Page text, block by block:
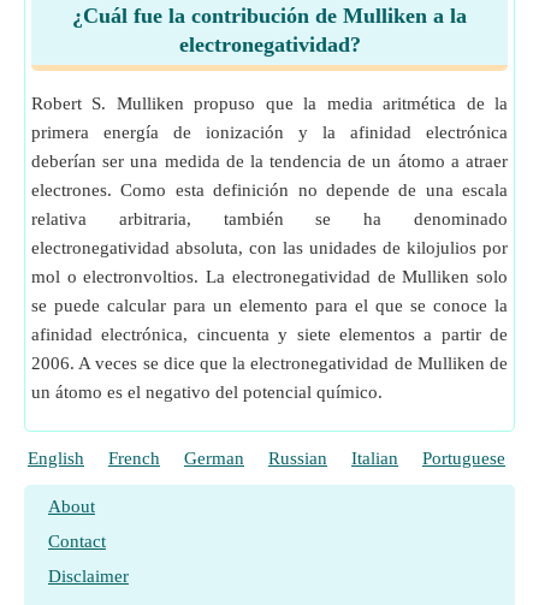
¿Cuál fue la contribución de Mulliken a la
electronegatividad?
Robert S. Mulliken propuso que la media aritmética de la
primera energía de ionización y la afinidad electrónica
deberían ser una medida de la tendencia de un átomo a atraer
electrones. Como esta definición no depende de una escala
relativa arbitraria, también se ha denominado
electronegatividad absoluta, con las unidades de kilojulios por
mol o electronvoltios. La electronegatividad de Mulliken solo
se puede calcular para un elemento para el que se conoce la
afinidad electrónica, cincuenta y siete elementos a partir de
2006. A veces se dice que la electronegatividad de Mulliken de
un átomo es el negativo del potencial químico.
English French German Russian Italian Portuguese
About
Contact
Disclaimer